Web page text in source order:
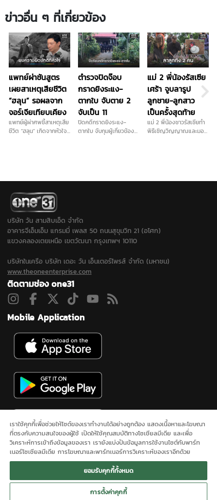
ข่าวอื่น ๆ ที่เกี่ยวข้อง
แพทย์ผ่าชันสูตร
เผยสาเหตุเสียชีวิต
“ฮลุน” รอผลจาก
จอร์เจียเทียบเคียง
แพทย์ผู้ผ่าศพชี้สาเหตุเสีย
ชีวิต “ฮลุน” เกิดจากหัวใจ
ทางการ ด้านญาติเตรียม
รับร่างกลับบําเพ็ญกุศล
พรุ่งนี้ที่บ้านเกิด
จ.กาฬสินธุ์
ตำรวจปิดจ๊อบ
กราดยิงระแง-
ตากใบ จับตาย 2
จับเป็น 11
ปิดคดีกราดยิงระแง-
ตากใบ จับกุมผู้เกี่ยวข้อง
แม่ 2 พี่น้องรัสเซีย
เศร้า จูบลารูป
ลูกชาย-ลูกสาว
เป็นครั้งสุดท้าย
แม่ 2 พี่น้องชาวรัสเซียทำ
พิธีเชิญวิญญาณและมอบ
จุดต้องสงสัยเพิ่มเติมใน
บริษัท วัน สามสิบเอ็ด จำกัด
อาคารจีเอ็มเอ็ม แกรมมี่ เพลส 50 ถนนสุขุมวิท 21 (อโศก)
แขวงคลองเตยเหนือ เขตวัฒนา กรุงเทพฯ 10110
บริษัทในเครือ บริษัท เดอะ วัน เอ็นเตอร์ไพรส์ จำกัด (มหาชน)
www.theoneenterprise.com
ติดตามช่อง one31
Mobile Application
ดูสดช่อง 31 ละคร ซิตคอม&ซีรีส์ ข่าวช่องวัน ผังรายการ
นโยบาย
ความเป็นส่วนตัว
ONEE ติดต่อเรา
เราใช้คุกกี้เพื่อช่วยให้ไซต์ของเราทำงานได้อย่างถูกต้อง แสดงเนื้อหาและโฆษณา
ที่ตรงกับความสนใจของผู้ใช้ เปิดให้ใช้คุณสมบัติทางโซเชียลมีเดีย และเพื่อ
วิเคราะห์การเข้าถึงข้อมูลของเรา เรายังแบ่งปันข้อมูลการใช้งานไซต์กับพาร์ท
เนอร์โซเชียลมีเดีย การโฆษณาและพาร์ทเนอร์การวิเคราะห์ของเราอีกด้วย
ยอมรับคุกกี้ทั้งหมด
การตั้งค่าคุกกี้